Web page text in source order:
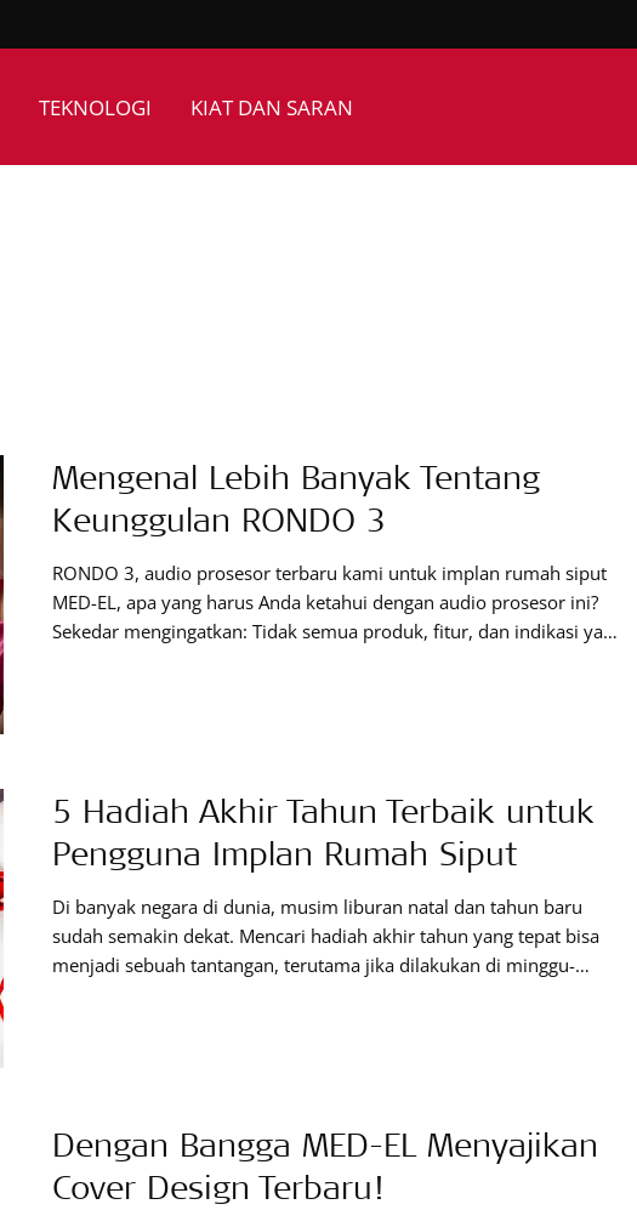
TEKNOLOGI KIAT DAN SARAN
Mengenal Lebih Banyak Tentang
Keunggulan RONDO 3
RONDO 3, audio prosesor terbaru kami untuk implan rumah siput
MED-EL, apa yang harus Anda ketahui dengan audio prosesor ini?
Sekedar mengingatkan: Tidak semua produk, fitur, dan indikasi yang
5 Hadiah Akhir Tahun Terbaik untuk
Pengguna Implan Rumah Siput
Di banyak negara di dunia, musim liburan natal dan tahun baru
sudah semakin dekat. Mencari hadiah akhir tahun yang tepat bisa
menjadi sebuah tantangan, terutama jika dilakukan di minggu-
Dengan Bangga MED-EL Menyajikan
Cover Design Terbaru!